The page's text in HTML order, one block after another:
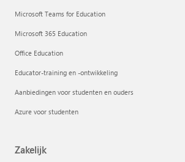
Microsoft Teams for Education
Microsoft 365 Education
Office Education
Educator-training en -ontwikkeling
Aanbiedingen voor studenten en ouders
Azure voor studenten
Zakelijk